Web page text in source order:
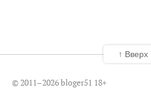
© 2011–2026 bloger51 18+
↑ Вверх